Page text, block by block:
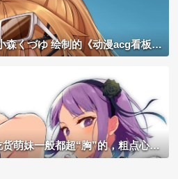
ゆ 绘制的《动漫acg看板娘》泳装少女
超“胸”的，粗点心战争《枝垂萤》高清墙纸！